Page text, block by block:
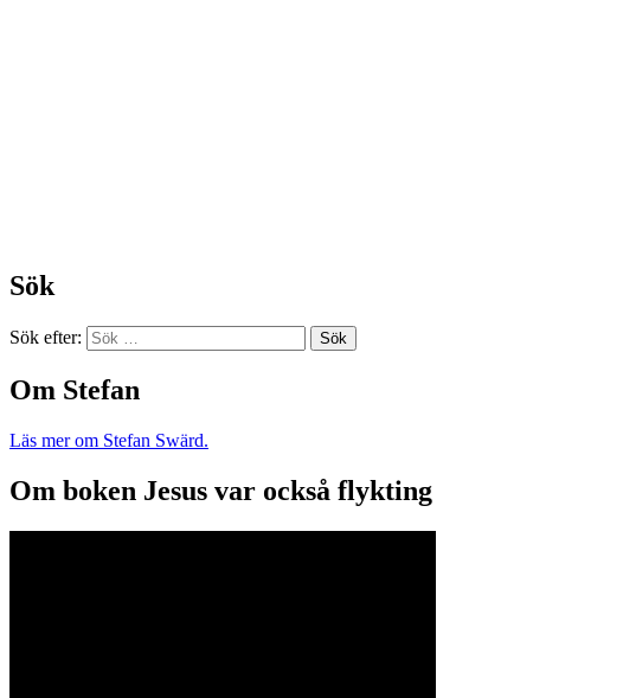
Sök
Sök efter:
Om Stefan
Läs mer om Stefan Swärd.
Om boken Jesus var också flykting